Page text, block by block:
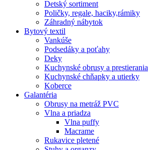
Detský sortiment
Poličky, regale, haciky,rámiky
Záhradný nábytok
Bytový textil
Vankúše
Podsedáky a poťahy
Deky
Kuchynské obrusy a prestierania
Kuchynské chňapky a utierky
Koberce
Galantéria
Obrusy na metráž PVC
Vlna a priadza
Vlna puffy
Macrame
Rukavice pletené